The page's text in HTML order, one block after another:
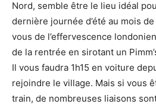
Nord, semble être le lieu idéal
dernière journée d’été au mois
vous de l’effervescence
de la rentrée en sirotant un
Il vous faudra 1h15 en voiture
rejoindre le village. Mais si vous
train, de nombreuses liaisons